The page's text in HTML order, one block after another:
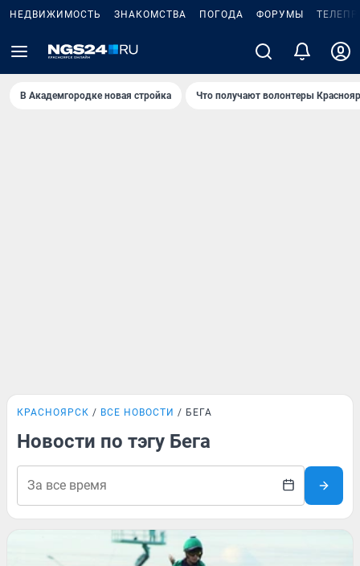
НЕДВИЖИМОСТЬ ЗНАКОМСТВА ПОГОДА ФОРУМЫ
В Академгородке новая стройка Что получают волонтеры
КРАСНОЯРСК ВСЕ НОВОСТИ БЕГА
Новости по тэгу Бега